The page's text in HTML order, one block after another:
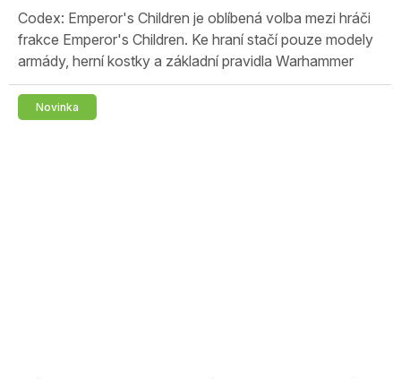
Codex: Emperor's Children je oblíbená volba mezi hráči
frakce Emperor's Children. Ke hraní stačí pouze modely
armády, herní kostky a základní pravidla Warhammer
40K. Proč si...
Novinka